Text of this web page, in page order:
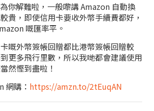
你解難啦，一般嚟講 Amazon 自動換
貴，即使信用卡要收外幣手續費都好，
嘅匯率平。
嘅外幣簽帳回贈都比港幣簽帳回贈較
更多飛行里數，所以我哋都會建議使用
然慳到盡啦！
網購： https://amzn.to/2tEuqAN